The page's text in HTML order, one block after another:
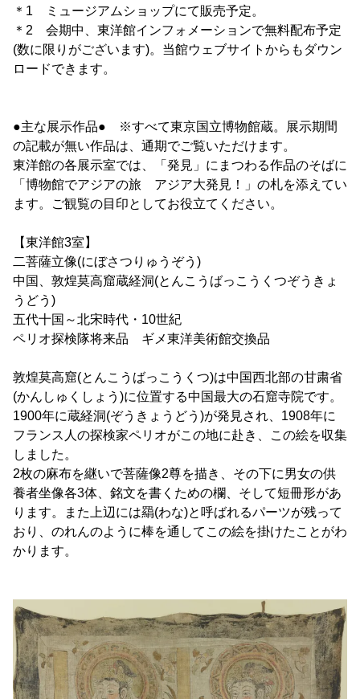
＊1 ミュージアムショップにて販売予定。
＊2 会期中、東洋館インフォメーションで無料配布予定
(数に限りがございます)。当館ウェブサイトからもダウン
ロードできます。
●主な展示作品● ※すべて東京国立博物館蔵。展示期間
の記載が無い作品は、通期でご覧いただけます。
東洋館の各展示室では、「発見」にまつわる作品のそばに
「博物館でアジアの旅 アジア大発見！」の札を添えてい
ます。ご観覧の目印としてお役立てください。
【東洋館3室】
二菩薩立像(にぼさつりゅうぞう)
中国、敦煌莫高窟蔵経洞(とんこうばっこうくつぞうきょ
うどう)
五代十国～北宋時代・10世紀
ペリオ探検隊将来品 ギメ東洋美術館交換品
敦煌莫高窟(とんこうばっこうくつ)は中国西北部の甘粛省
(かんしゅくしょう)に位置する中国最大の石窟寺院です。
1900年に蔵経洞(ぞうきょうどう)が発見され、1908年に
フランス人の探検家ペリオがこの地に赴き、この絵を収集
しました。
2枚の麻布を継いで菩薩像2尊を描き、その下に男女の供
養者坐像各3体、銘文を書くための欄、そして短冊形があ
ります。また上辺には羂(わな)と呼ばれるパーツが残って
おり、のれんのように棒を通してこの絵を掛けたことがわ
かります。